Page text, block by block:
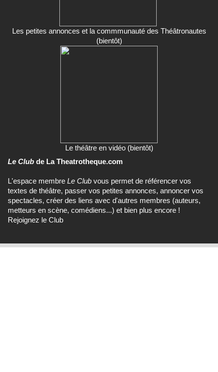
Les petites annonces et la commmunauté des Théâtronautes
(bientôt)
Le théâtre en vidéo (bientôt)
Le Club de La Theatrotheque.com
L'espace membre Le Club vous permet de référencer vos
textes de théâtre, passer vos petites annonces, annoncer vos
spectacles, créer des liens avec d'autres membres (auteurs,
metteurs en scène, comédiens...) et bien plus encore !
Rejoignez le Club